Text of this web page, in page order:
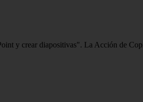
y crear diapositivas". La Acción de